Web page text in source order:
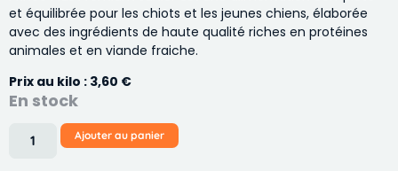
et équilibrée pour les chiots et les jeunes chiens, élaborée
avec des ingrédients de haute qualité riches en protéines
animales et en viande fraiche.
Prix au kilo : 3,60 €
En stock
Ajouter au panier